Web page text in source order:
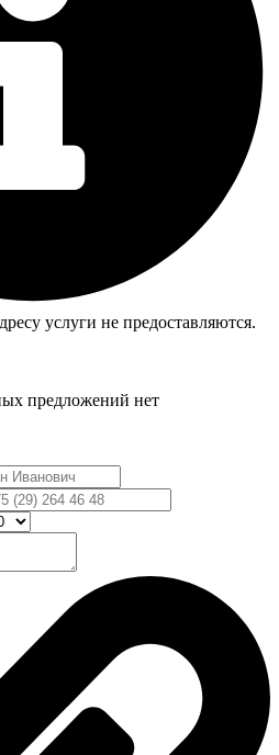
услуги не предоставляются.
предложений нет